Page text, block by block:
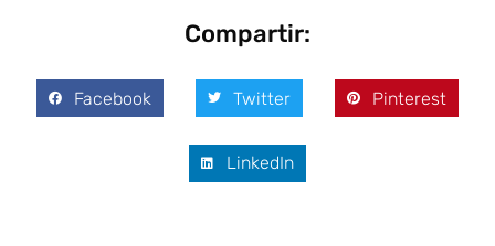
Compartir:
Facebook Twitter Pinterest
LinkedIn